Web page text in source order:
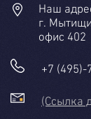
Наш
г.
офис 402
+7 (495)-
(Ссылка